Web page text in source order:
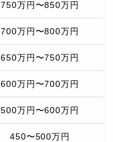
750万円〜850万円
700万円〜800万円
650万円〜750万円
600万円〜700万円
500万円〜600万円
450〜500万円